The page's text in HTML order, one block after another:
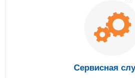
Сервисная